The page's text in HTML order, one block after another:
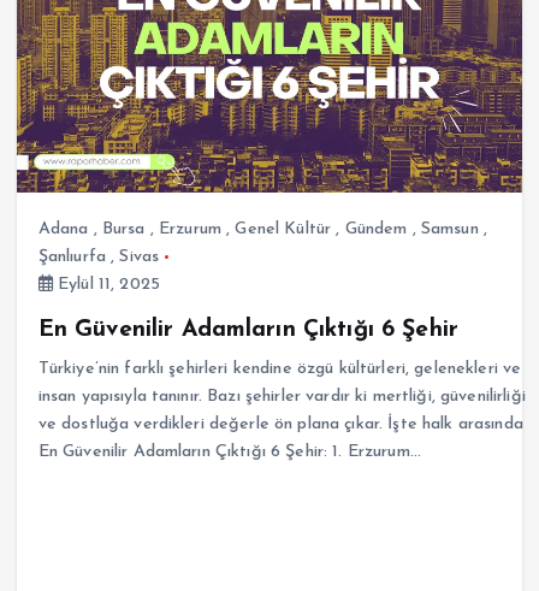
Adana , Bursa , Erzurum ,Genel Kültür , Gündem , Samsun ,
Şanlıurfa ,Sivas
Eylül 11, 2025
En Güvenilir Adamların Çıktığı 6 Şehir
Türkiye’nin farklı şehirleri kendine özgü kültürleri, gelenekleri ve
insan yapısıyla tanınır. Bazı şehirler vardır ki mertliği, güvenilirliği
ve dostluğa verdikleri değerle ön plana çıkar. İşte halk arasında
En Güvenilir Adamların Çıktığı 6 Şehir: 1. Erzurum…